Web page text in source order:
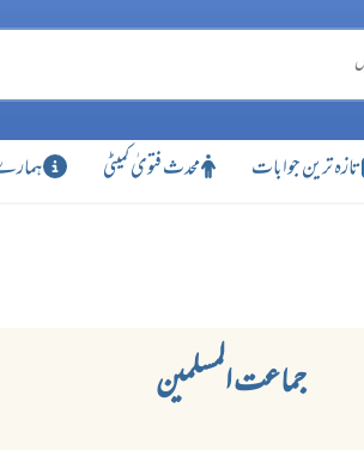
تازہ ترین جوابات محدث فتویٰ کمیٹی
جماعت المسلمین